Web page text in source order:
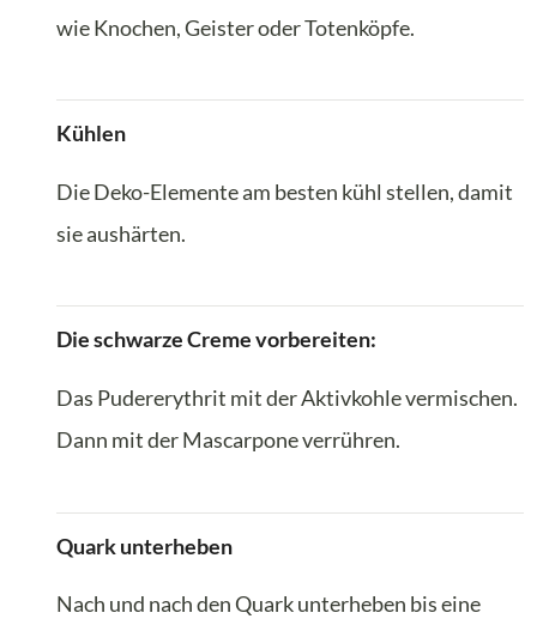
wie Knochen, Geister oder Totenköpfe.
Kühlen
Die Deko-Elemente am besten kühl stellen, damit
sie aushärten.
Die schwarze Creme vorbereiten:
Das Pudererythrit mit der Aktivkohle vermischen.
Dann mit der Mascarpone verrühren.
Quark unterheben
Nach und nach den Quark unterheben bis eine